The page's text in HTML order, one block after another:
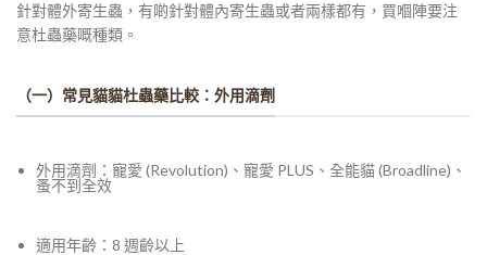
針對體外寄生蟲，有啲針對體內寄生蟲或者兩樣都有，買嗰陣要注
意杜蟲藥嘅種類。
（一）常見貓貓杜蟲藥比較：外用滴劑
外用滴劑：寵愛 (Revolution)、寵愛 PLUS、全能貓 (Broadline)、
蚤不到全效
適用年齡：8 週齡以上